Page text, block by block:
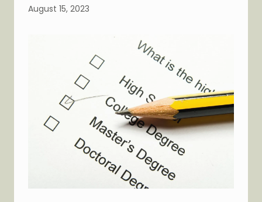
August 15, 2023